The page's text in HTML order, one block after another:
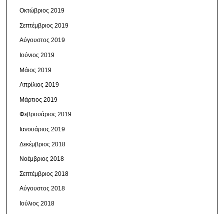
Οκτώβριος 2019
Σεπτέμβριος 2019
Αύγουστος 2019
Ιούνιος 2019
Μάιος 2019
Απρίλιος 2019
Μάρτιος 2019
Φεβρουάριος 2019
Ιανουάριος 2019
Δεκέμβριος 2018
Νοέμβριος 2018
Σεπτέμβριος 2018
Αύγουστος 2018
Ιούλιος 2018